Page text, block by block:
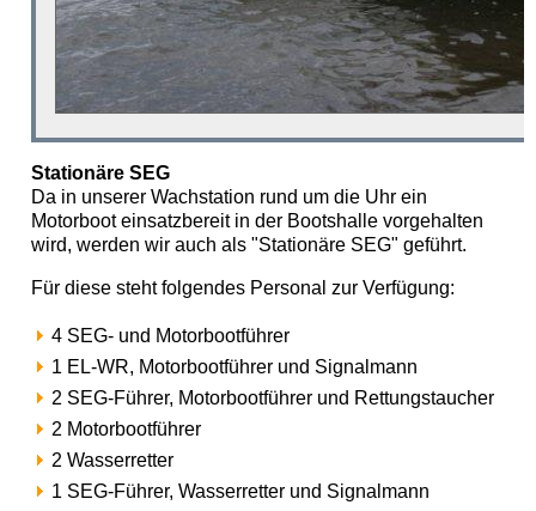
Stationäre SEG
Da in unserer Wachstation rund um die Uhr ein
Motorboot einsatzbereit in der Bootshalle vorgehalten
wird, werden wir auch als "Stationäre SEG" geführt.
Für diese steht folgendes Personal zur Verfügung:
4 SEG- und Motorbootführer
1 EL-WR, Motorbootführer und Signalmann
2 SEG-Führer, Motorbootführer und Rettungstaucher
2 Motorbootführer
2 Wasserretter
1 SEG-Führer, Wasserretter und Signalmann